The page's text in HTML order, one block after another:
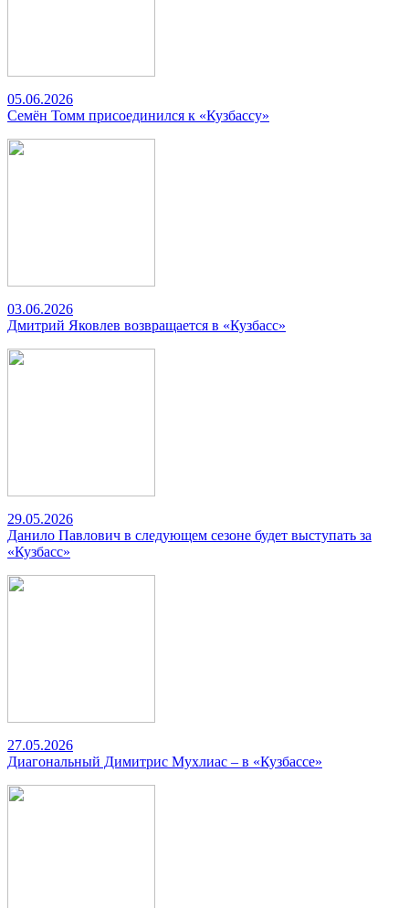
05.06.2026
Семён Томм присоединился к «Кузбассу»
03.06.2026
Дмитрий Яковлев возвращается в «Кузбасс»
29.05.2026
Данило Павлович в следующем сезоне будет выступать за
«Кузбасс»
27.05.2026
Диагональный Димитрис Мухлиас – в «Кузбассе»